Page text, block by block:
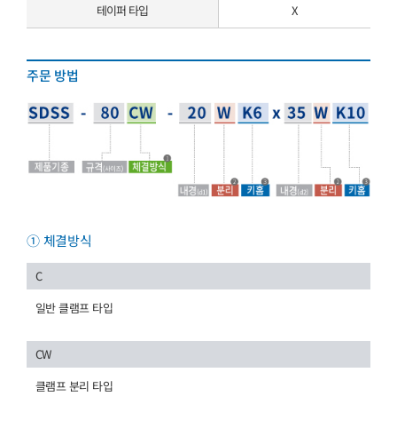
테이퍼 타입 X
주문 방법
① 체결방식
C
일반 클램프 타입
CW
클램프 분리 타입